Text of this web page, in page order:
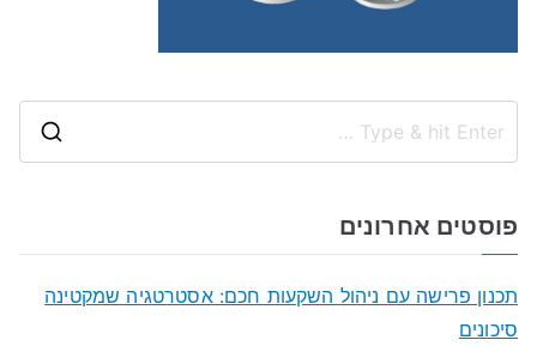
פוסטים אחרונים
תכנון פרישה עם ניהול השקעות חכם: אסטרטגיה שמקטינה
סיכונים